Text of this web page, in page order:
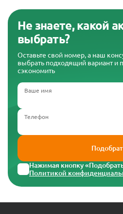
Не знаете, какой
выбрать?
Оставьте свой номер, а наш
выбрать подходящий вариант и
сэкономить
Ваше имя
Телефон
Нажимая кнопку
Политикой